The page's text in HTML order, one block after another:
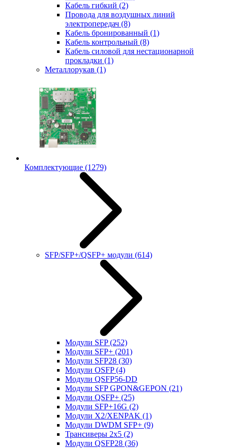
Кабель гибкий (2)
Провода для воздушных линий
электропередач (8)
Кабель бронированный (1)
Кабель контрольный (8)
Кабель силовой для нестационарной
прокладки (1)
Металлорукав (1)
Комплектующие (1279)
SFP/SFP+/QSFP+ модули (614)
Модули SFP(252)
Модули SFP+ (201)
Модули SFP28 (30)
Модули OSFP(4)
Модули QSFP56-DD
Модули SFP GPON&GEPON (21)
Модули QSFP+ (25)
Модули SFP+16G (2)
Модули X2/XENPAK (1)
Модули DWDM SFP+ (9)
Трансиверы 2x5 (2)
Модули QSFP28 (36)